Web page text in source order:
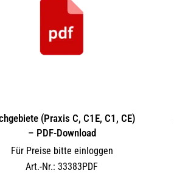
(Praxis C, C1E, C1, CE)
– PDF-Download
Für Preise bitte einloggen
Art.-Nr.: 33383PDF